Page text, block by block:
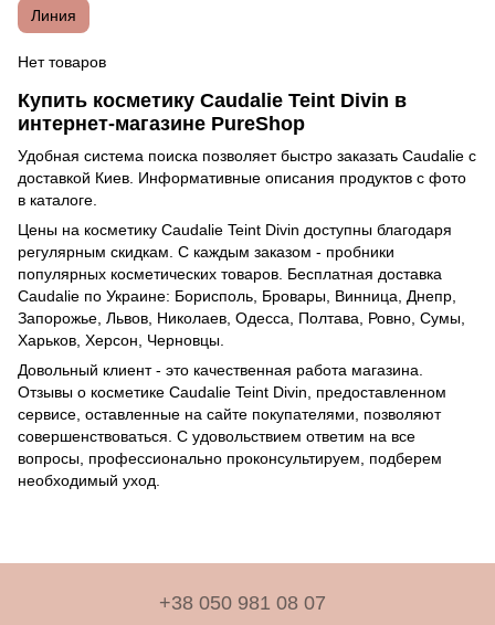
Линия
Нет товаров
Купить косметику Caudalie Teint Divin в
интернет-магазине PureShop
Удобная система поиска позволяет быстро заказать Caudalie с
доставкой Киев. Информативные описания продуктов с фото
в каталоге.
Цены на косметику Caudalie Teint Divin доступны благодаря
регулярным скидкам. С каждым заказом - пробники
популярных косметических товаров. Бесплатная доставка
Caudalie по Украине: Борисполь, Бровары, Винница, Днепр,
Запорожье, Львов, Николаев, Одесса, Полтава, Ровно, Сумы,
Харьков, Херсон, Черновцы.
Довольный клиент - это качественная работа магазина.
Отзывы о косметике Caudalie Teint Divin, предоставленном
сервисе, оставленные на сайте покупателями, позволяют
совершенствоваться. C удовольствием ответим на все
вопросы, профессионально проконсультируем, подберем
необходимый уход.
+38 050 981 08 07